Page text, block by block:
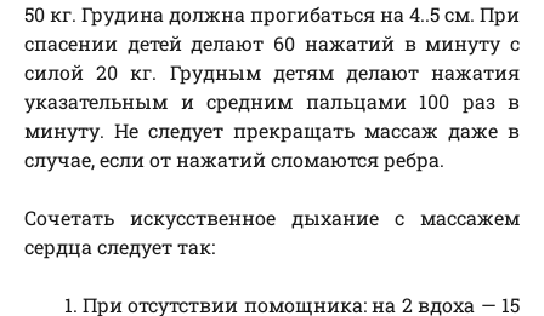
50 кг. Грудина должна прогибаться на 4..5 см. При
спасении детей делают 60 нажатий в минуту с
силой 20 кг. Грудным детям делают нажатия
указательным и средним пальцами 100 раз в
минуту. Не следует прекращать массаж даже в
случае, если от нажатий сломаются ребра.
Сочетать искусственное дыхание с массажем
сердца следует так:
При отсутствии помощника: на 2 вдоха — 15